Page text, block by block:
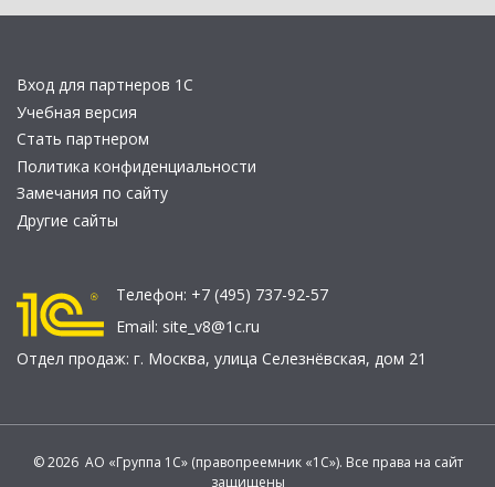
Вход для партнеров 1С
Учебная версия
Стать партнером
Политика конфиденциальности
Замечания по сайту
Другие сайты
Телефон: +7 (495) 737-92-57
Email: site_v8@1c.ru
Отдел продаж: г. Москва, улица Селезнёвская, дом 21
© 2026 АО «Группа 1С» (правопреемник «1С»). Все права на сайт
защищены